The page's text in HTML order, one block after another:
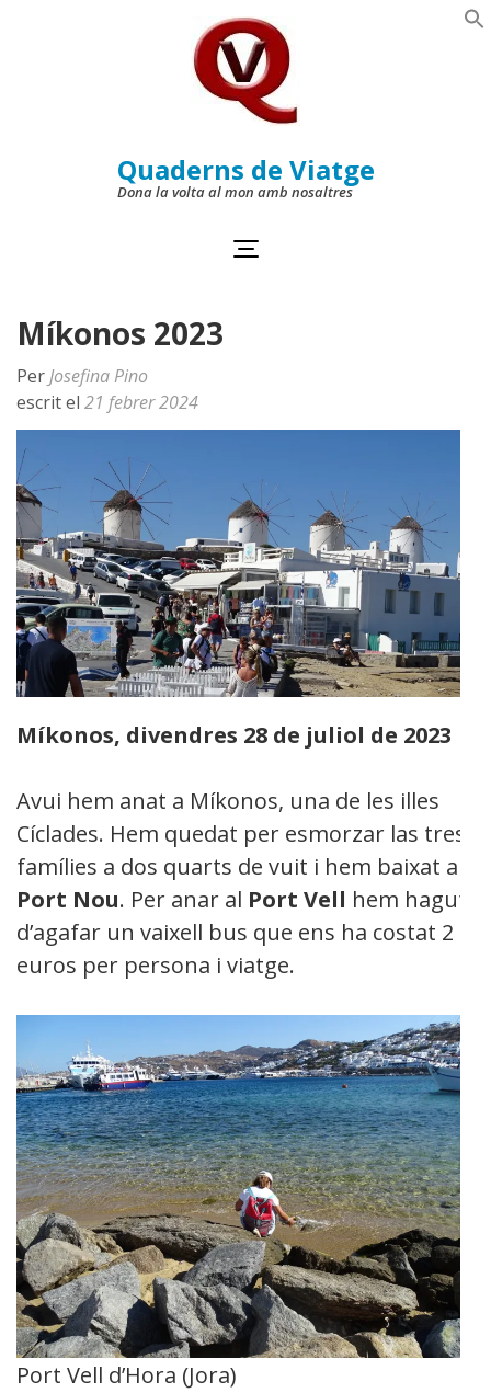
Quaderns de Viatge
Dona la volta al mon amb nosaltres
Míkonos 2023
Per Josefina Pino
escrit el 21 febrer 2024
Míkonos, divendres 28 de juliol de 2023
Avui hem anat a Míkonos, una de les illes
Cíclades. Hem quedat per esmorzar las tres
famílies a dos quarts de vuit i hem baixat al
Port Nou. Per anar al Port Vell hem hagut
d’agafar un vaixell bus que ens ha costat 2
euros per persona i viatge.
Port Vell d’Hora (Jora)